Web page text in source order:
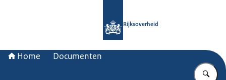
Rijksoverheid
Home Documenten